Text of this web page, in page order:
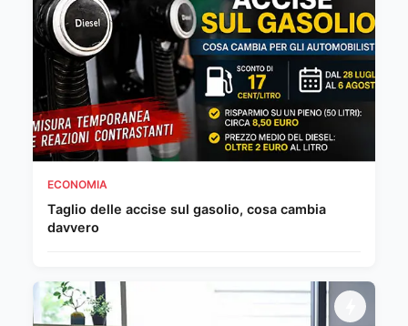
ECONOMIA
Taglio delle accise sul gasolio, cosa cambia
davvero